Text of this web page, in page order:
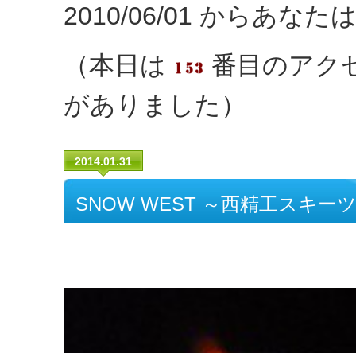
2010/06/01 からあなた
（本日は
番目のア
がありました）
2014.01.31
SNOW WEST ～西精工スキー